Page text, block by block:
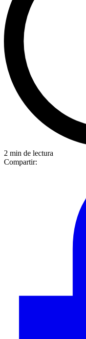
2 min de lectura
Compartir: